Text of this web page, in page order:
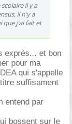
il y a
il n'y a
que j'ai fait et
exprès... et bon
pour ma
qui s'appelle
suffisament
entend par
bossent sur le